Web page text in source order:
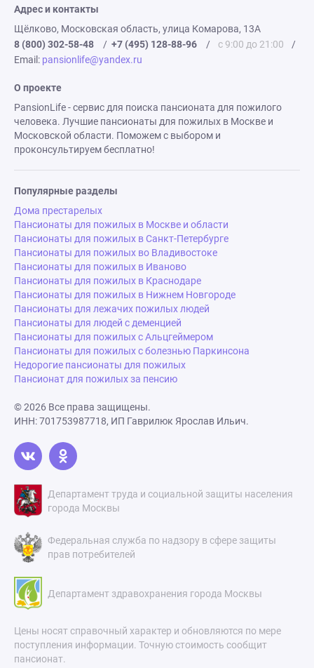
Адрес и контакты
Щёлково, Московская область, улица Комарова, 13А
8 (800) 302-58-48
/ +7 (495) 128-88-96 / с 9:00 до 21:00
/
Email: pansionlife@yandex.ru
О проекте
PansionLife - сервис для поиска пансионата для пожилого
человека. Лучшие пансионаты для пожилых в Москве и
Московской области. Поможем с выбором и
проконсультируем бесплатно!
Популярные разделы
Дома престарелых
Пансионаты для пожилых в Москве и области
Пансионаты для пожилых в Санкт-Петербурге
Пансионаты для пожилых во Владивостоке
Пансионаты для пожилых в Иваново
Пансионаты для пожилых в Краснодаре
Пансионаты для пожилых в Нижнем Новгороде
Пансионаты для лежачих пожилых людей
Пансионаты для людей с деменцией
Пансионаты для пожилых с Альцгеймером
Пансионаты для пожилых с болезнью Паркинсона
Недорогие пансионаты для пожилых
Пансионат для пожилых за пенсию
© 2026 Все права защищены.
ИНН: 701753987718, ИП Гаврилюк Ярослав Ильич.
Департамент труда и социальной защиты населения
города Москвы
Федеральная служба по надзору в сфере защиты
прав потребителей
Департамент здравохранения города Москвы
Цены носят справочный характер и обновляются по мере
поступления информации. Точную стоимость сообщит
пансионат.